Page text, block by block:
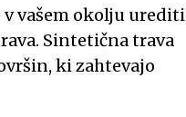
vašem okolju urediti
Sintetična trava
ki zahtevajo